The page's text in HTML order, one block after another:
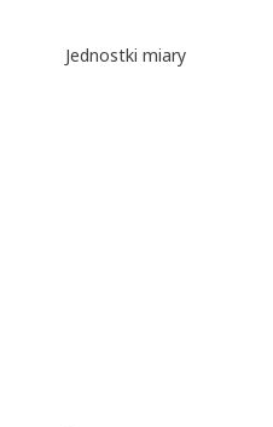
Jednostki miary